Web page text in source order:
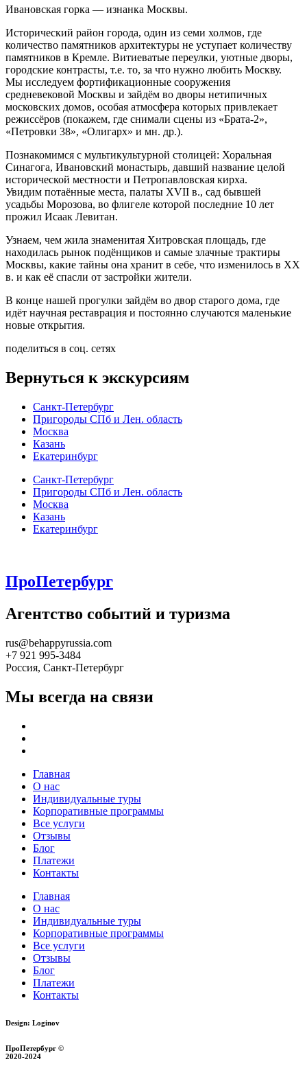
Ивановская горка — изнанка Москвы.
Исторический район города, один из семи холмов, где
количество памятников архитектуры не уступает количеству
памятников в Кремле. Витиеватые переулки, уютные дворы,
городские контрасты, т.е. то, за что нужно любить Москву.
Мы исследуем фортификационные сооружения
средневековой Москвы и зайдём во дворы нетипичных
московских домов, особая атмосфера которых привлекает
режиссёров (покажем, где снимали сцены из «Брата-2»,
«Петровки 38», «Олигарх» и мн. др.).
Познакомимся с мультикультурной столицей: Хоральная
Синагога, Ивановский монастырь, давший название целой
исторической местности и Петропавловская кирха.
Увидим потаённые места, палаты XVII в., сад бывшей
усадьбы Морозова, во флигеле которой последние 10 лет
прожил Исаак Левитан.
Узнаем, чем жила знаменитая Хитровская площадь, где
находилась рынок подёнщиков и самые злачные трактиры
Москвы, какие тайны она хранит в себе, что изменилось в XX
в. и как её спасли от застройки жители.
В конце нашей прогулки зайдём во двор старого дома, где
идёт научная реставрация и постоянно случаются маленькие
новые открытия.
поделиться в соц. сетях
Вернуться к экскурсиям
Санкт-Петербург
Пригороды СПб и Лен. область
Москва
Казань
Екатеринбург
Санкт-Петербург
Пригороды СПб и Лен. область
Москва
Казань
Екатеринбург
ПроПетербург
Агентство событий и туризма
rus@behappyrussia.com
+7 921 995-3484
Россия, Санкт-Петербург
Мы всегда на связи
Главная
О нас
Индивидуальные туры
Корпоративные программы
Все услуги
Отзывы
Блог
Платежи
Контакты
Главная
О нас
Индивидуальные туры
Корпоративные программы
Все услуги
Отзывы
Блог
Платежи
Контакты
Design: Loginov
ПроПетербург ©
2020-2024